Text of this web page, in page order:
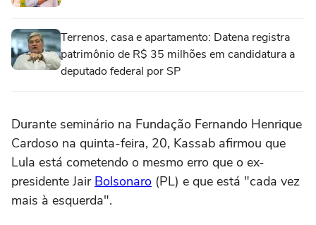
Terrenos, casa e apartamento: Datena registra
patrimônio de R$ 35 milhões em candidatura a
deputado federal por SP
Durante seminário na Fundação Fernando Henrique
Cardoso na quinta-feira, 20, Kassab afirmou que
Lula está cometendo o mesmo erro que o ex-
presidente Jair Bolsonaro (PL) e que está "cada vez
mais à esquerda".